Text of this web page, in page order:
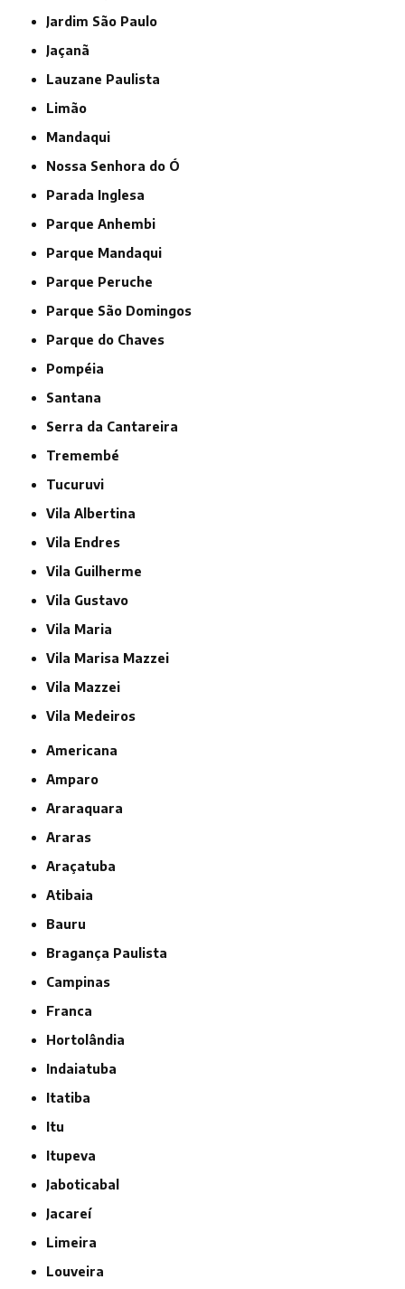
Jardim São Paulo
Jaçanã
Lauzane Paulista
Limão
Mandaqui
Nossa Senhora do Ó
Parada Inglesa
Parque Anhembi
Parque Mandaqui
Parque Peruche
Parque São Domingos
Parque do Chaves
Pompéia
Santana
Serra da Cantareira
Tremembé
Tucuruvi
Vila Albertina
Vila Endres
Vila Guilherme
Vila Gustavo
Vila Maria
Vila Marisa Mazzei
Vila Mazzei
Vila Medeiros
Americana
Amparo
Araraquara
Araras
Araçatuba
Atibaia
Bauru
Bragança Paulista
Campinas
Franca
Hortolândia
Indaiatuba
Itatiba
Itu
Itupeva
Jaboticabal
Jacareí
Limeira
Louveira